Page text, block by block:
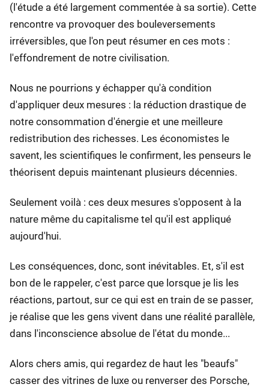
(l'étude a été largement commentée à sa sortie). Cette
rencontre va provoquer des bouleversements
irréversibles, que l'on peut résumer en ces mots :
l'effondrement de notre civilisation.
Nous ne pourrions y échapper qu'à condition
d'appliquer deux mesures : la réduction drastique de
notre consommation d'énergie et une meilleure
redistribution des richesses. Les économistes le
savent, les scientifiques le confirment, les penseurs le
théorisent depuis maintenant plusieurs décennies.
Seulement voilà : ces deux mesures s'opposent à la
nature même du capitalisme tel qu'il est appliqué
aujourd'hui.
Les conséquences, donc, sont inévitables. Et, s'il est
bon de le rappeler, c'est parce que lorsque je lis les
réactions, partout, sur ce qui est en train de se passer,
je réalise que les gens vivent dans une réalité parallèle,
dans l'inconscience absolue de l'état du monde...
Alors chers amis, qui regardez de haut les "beaufs"
casser des vitrines de luxe ou renverser des Porsche,